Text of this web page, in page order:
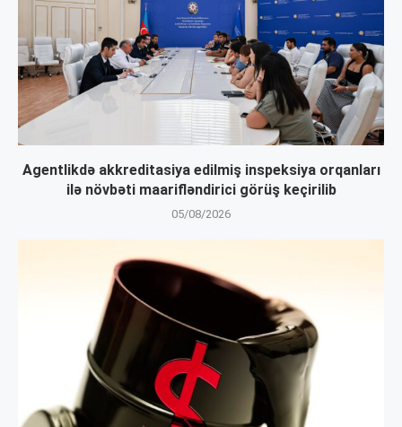
Agentlikdə akkreditasiya edilmiş inspeksiya orqanları
ilə növbəti maarifləndirici görüş keçirilib
05/08/2026